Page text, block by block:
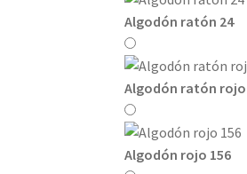
Algodón ratón 24
Algodón ratón rojo
Algodón rojo 156